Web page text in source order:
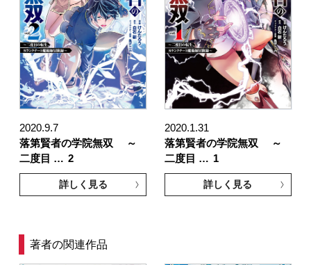
2020.9.7
落第賢者の学院無双 ～
二度目 … 2
詳しく見る
2020.1.31
落第賢者の学院無双 ～
二度目 … 1
詳しく見る
著者の関連作品